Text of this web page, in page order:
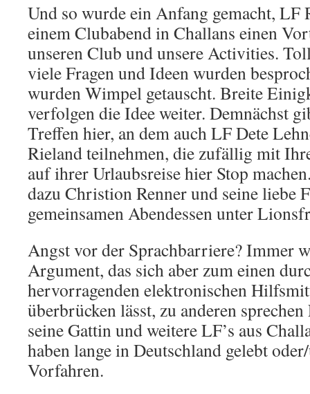
Und so wurde ein Anfang gemacht, LF
einem Clubabend in Challans einen
unseren Club und unsere Activities.
viele Fragen und Ideen wurden
wurden Wimpel getauscht. Breite
verfolgen die Idee weiter. Demnächst
Treffen hier, an dem auch LF Dete
Rieland teilnehmen, die zufällig mit
auf ihrer Urlaubsreise hier Stop
dazu Christion Renner und seine liebe
gemeinsamen Abendessen unter
Angst vor der Sprachbarriere? Immer
Argument, das sich aber zum einen
hervorragenden elektronischen
überbrücken lässt, zu anderen
seine Gattin und weitere LF’s aus
haben lange in Deutschland gelebt
Vorfahren.